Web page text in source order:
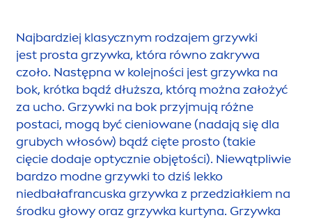
Najbardziej klasycznym rodzajem grzywki
jest prosta grzywka, która równo zakrywa
czoło. Następna w kolejności jest grzywka na
bok, krótka bądź dłuższa, którą można założyć
za ucho. Grzywki na bok przyjmują różne
postaci, mogą być cieniowane (nadają się dla
grubych włosów) bądź cięte prosto (takie
cięcie dodaje optycznie objętości). Niewątpliwie
bardzo modne grzywki to dziś lekko
niedbałafrancuska grzywka z przedziałkiem na
środku głowy oraz grzywka kurtyna. Grzywka